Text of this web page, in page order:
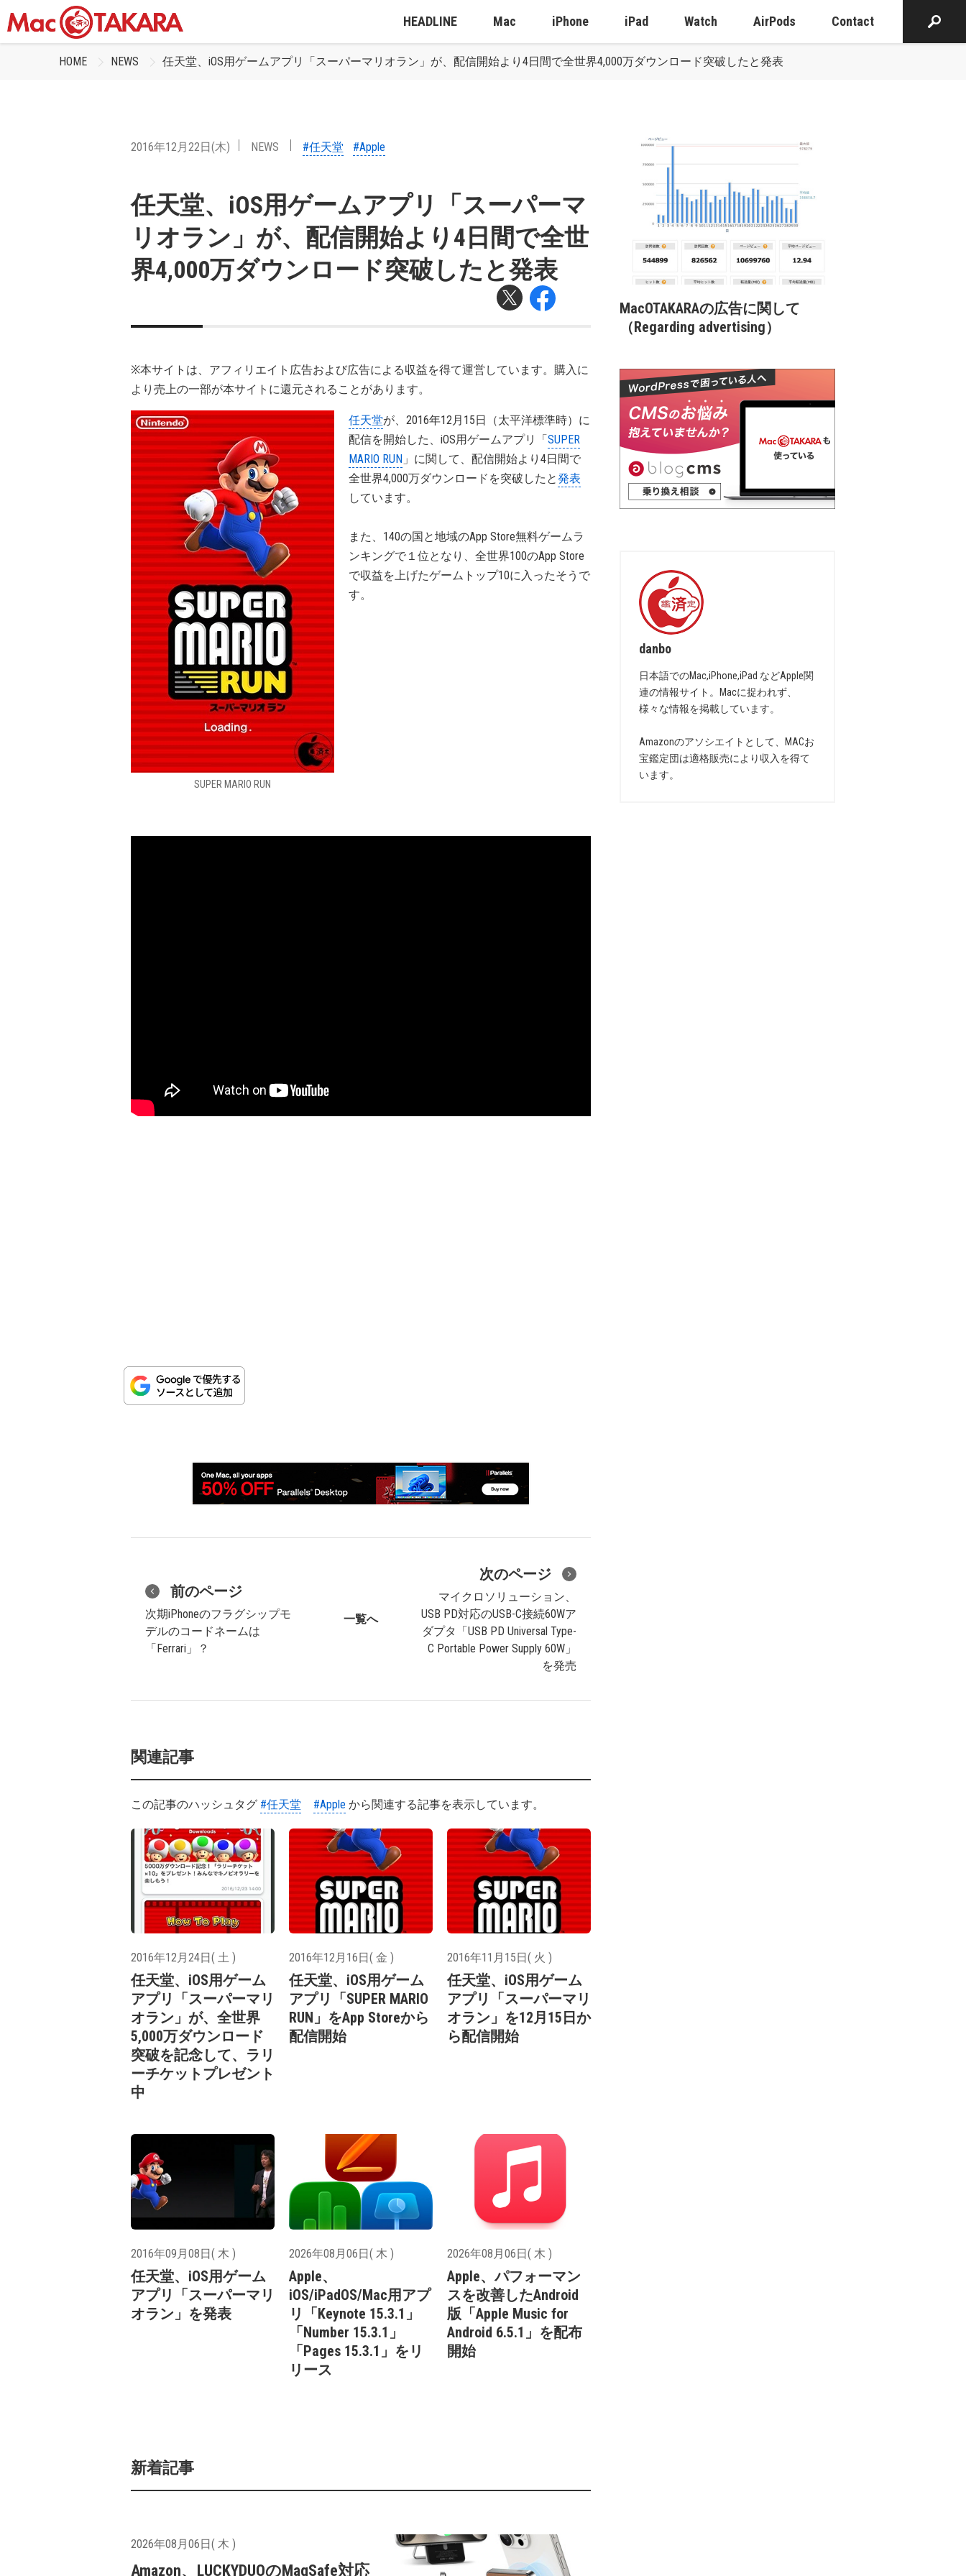
HEADLINE Mac iPhone iPad Watch AirPods Contact
HOME NEWS 任天堂、iOS用ゲームアプリ「スーパーマリオラン」が、配信開始より4日間で全世界4,000万ダウンロード突破したと発表
2016年12月22日(木) NEWS #任天堂 #Apple
任天堂、iOS用ゲームアプリ「スーパーマ
リオラン」が、配信開始より4日間で全世
界4,000万ダウンロード突破したと発表
※本サイトは、アフィリエイト広告および広告による収益を得て運営しています。購入に
より売上の一部が本サイトに還元されることがあります。
SUPER MARIO RUN
任天堂が、2016年12月15日（太平洋標準時）に
配信を開始した、iOS用ゲームアプリ「SUPER
MARIO RUN 」に関して、配信開始より4日間で
全世界4,000万ダウンロードを突破したと発表
しています。
また、140の国と地域のApp Store無料ゲームラ
ンキングで１位となり、全世界100のApp Store
で収益を上げたゲームトップ10に入ったそうで
す。
前のページ
次期iPhoneのフラグシップモ
デルのコードネームは
「Ferrari」？
一覧へ
次のページ
マイクロソリューション、
USB PD対応のUSB-C接続60Wア
ダプタ「USB PD Universal Type-
C Portable Power Supply 60W」
を発売
関連記事
この記事のハッシュタグ #任天堂 #Apple から関連する記事を表示しています。
2016年12月24日( 土 )
任天堂、iOS用ゲーム
アプリ「スーパーマリ
オラン」が、全世界
5,000万ダウンロード
突破を記念して、ラリ
ーチケットプレゼント
中
2016年12月16日( 金 )
任天堂、iOS用ゲーム
アプリ「SUPER MARIO
RUN」をApp Storeから
配信開始
2016年11月15日( 火 )
任天堂、iOS用ゲーム
アプリ「スーパーマリ
オラン」を12月15日か
ら配信開始
2016年09月08日( 木 )
任天堂、iOS用ゲーム
アプリ「スーパーマリ
オラン」を発表
2026年08月06日( 木 )
Apple、
iOS/iPadOS/Mac用アプ
リ「Keynote 15.3.1」
「Number 15.3.1」
「Pages 15.3.1」をリ
リース
2026年08月06日( 木 )
Apple、パフォーマン
スを改善したAndroid
版「Apple Music for
Android 6.5.1」を配布
開始
新着記事
2026年08月06日( 木 )
Amazon、LUCKYDUOのMagSafe対応
MacOTAKARAの広告に関して
（Regarding advertising）
danbo
日本語でのMac,iPhone,iPad などApple関
連の情報サイト。Macに捉われず、
様々な情報を掲載しています。
Amazonのアソシエイトとして、MACお
宝鑑定団は適格販売により収入を得て
います。